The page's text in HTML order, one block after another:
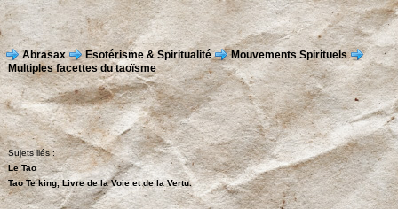
Abrasax Esotérisme & Spiritualité
Mouvements Spirituels
Multiples facettes du taoïsme
Sujets liés :
Le Tao
Tao Te king, Livre de la Voie et de la Vertu.